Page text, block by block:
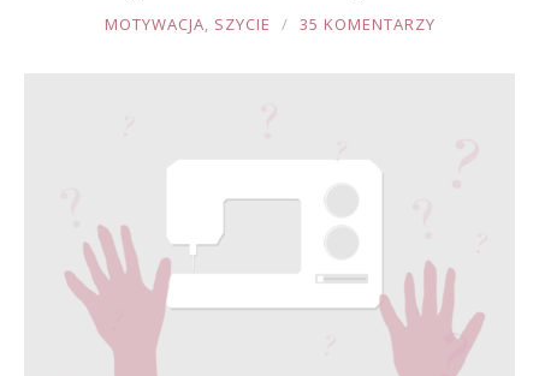
JOULE
MOTYWACJA, SZYCIE 35 KOMENTARZY